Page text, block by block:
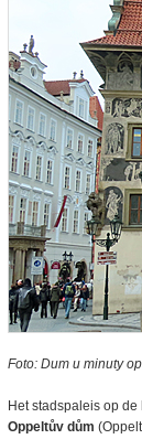
Foto: Dum u minuty
Het stadspaleis op
Oppeltův dům